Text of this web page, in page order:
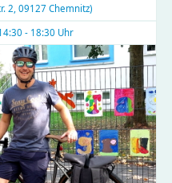
2, 09127 Chemnitz)
- 18:30 Uhr